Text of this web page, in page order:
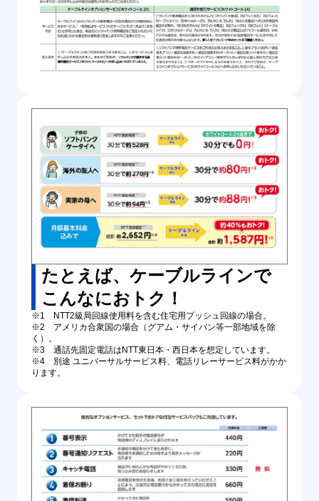
たとえば、ケーブルラインで
こんなにおトク！
※1 NTT2級局回線使用料を含む住宅用プッシュ回線の場合。
※2 アメリカ合衆国の場合（グアム・サイパン等一部地域を除
く）。
※3 通話先固定電話はNTT東日本・西日本を想定しています。
※4 別途 ユニバーサルサービス料、電話リレーサービス料がかか
ります。